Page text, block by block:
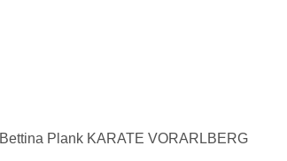
Plank KARATE VORARLBERG